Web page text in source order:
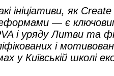
ініціативи, як
— є
і уряду Литви та
і
у Київській школі